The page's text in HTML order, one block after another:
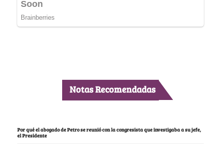
Notas Recomendadas
Por qué el abogado de Petro se reunió con la congresista que investigaba a su jefe,
el Presidente